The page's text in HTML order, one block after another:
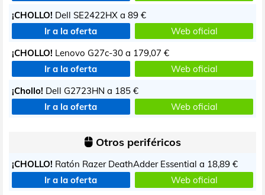
¡CHOLLO! Dell SE2422HX a 89 €
Ir a la oferta
Web oficial
¡CHOLLO! Lenovo G27c-30 a 179,07 €
Ir a la oferta
Web oficial
¡Chollo! Dell G2723HN a 185 €
Ir a la oferta
Web oficial
Otros periféricos
¡CHOLLO! Ratón Razer DeathAdder Essential a 18,89 €
Ir a la oferta
Web oficial